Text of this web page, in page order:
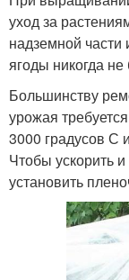
уход за
надземной
ягоды никогда
Большинству
урожая
3000 градусов С
Чтобы ускорить
установить